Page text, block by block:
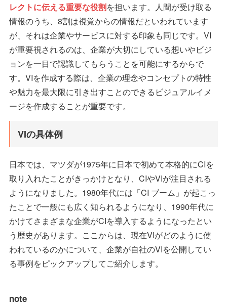
レクトに伝える重要な役割を担います。人間が受け取る
情報のうち、8割は視覚からの情報だといわれています
が、それは企業やサービスに対する印象も同じです。VI
が重要視されるのは、企業が大切にしている想いやビジ
ョンを一目で認識してもらうことを可能にするからで
す。VIを作成する際は、企業の理念やコンセプトの特性
や魅力を最大限に引き出すことのできるビジュアルイメ
ージを作成することが重要です。
VIの具体例
日本では、マツダが1975年に日本で初めて本格的にCIを
取り入れたことがきっかけとなり、CIやVIが注目される
ようになりました。1980年代には「CI ブーム」が起こっ
たことで一般にも広く知られるようになり、1990年代に
かけてさまざまな企業がCIを導入するようになったとい
う歴史があります。ここからは、現在VIがどのように使
われているのかについて、企業が自社のVIを公開してい
る事例をピックアップしてご紹介します。
note